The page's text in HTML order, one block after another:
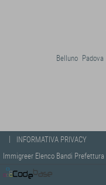
Belluno Padova
|
INFORMATIVA PRIVACY
Immigreer Elenco Bandi Prefettura